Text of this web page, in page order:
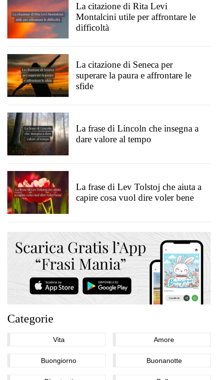
La citazione di Rita Levi
Montalcini utile per affrontare le
difficoltà
La citazione di Seneca per
superare la paura e affrontare le
sfide
La frase di Lincoln che insegna a
dare valore al tempo
La frase di Lev Tolstoj che aiuta a
capire cosa vuol dire voler bene
Categorie
Vita Amore
Buongiorno Buonanotte